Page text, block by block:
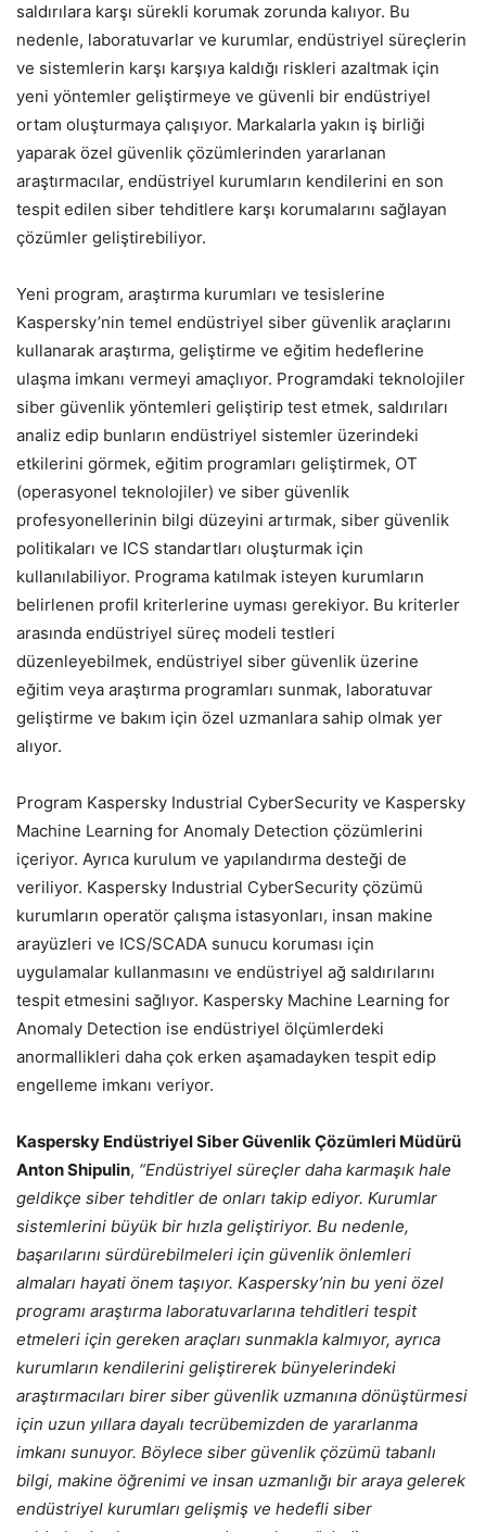
saldırılara karşı sürekli korumak zorunda kalıyor. Bu
nedenle, laboratuvarlar ve kurumlar, endüstriyel süreçlerin
ve sistemlerin karşı karşıya kaldığı riskleri azaltmak için
yeni yöntemler geliştirmeye ve güvenli bir endüstriyel
ortam oluşturmaya çalışıyor. Markalarla yakın iş birliği
yaparak özel güvenlik çözümlerinden yararlanan
araştırmacılar, endüstriyel kurumların kendilerini en son
tespit edilen siber tehditlere karşı korumalarını sağlayan
çözümler geliştirebiliyor.
Yeni program, araştırma kurumları ve tesislerine
Kaspersky’nin temel endüstriyel siber güvenlik araçlarını
kullanarak araştırma, geliştirme ve eğitim hedeflerine
ulaşma imkanı vermeyi amaçlıyor. Programdaki teknolojiler
siber güvenlik yöntemleri geliştirip test etmek, saldırıları
analiz edip bunların endüstriyel sistemler üzerindeki
etkilerini görmek, eğitim programları geliştirmek, OT
(operasyonel teknolojiler) ve siber güvenlik
profesyonellerinin bilgi düzeyini artırmak, siber güvenlik
politikaları ve ICS standartları oluşturmak için
kullanılabiliyor. Programa katılmak isteyen kurumların
belirlenen profil kriterlerine uyması gerekiyor. Bu kriterler
arasında endüstriyel süreç modeli testleri
düzenleyebilmek, endüstriyel siber güvenlik üzerine
eğitim veya araştırma programları sunmak, laboratuvar
geliştirme ve bakım için özel uzmanlara sahip olmak yer
alıyor.
Program Kaspersky Industrial CyberSecurity ve Kaspersky
Machine Learning for Anomaly Detection çözümlerini
içeriyor. Ayrıca kurulum ve yapılandırma desteği de
veriliyor. Kaspersky Industrial CyberSecurity çözümü
kurumların operatör çalışma istasyonları, insan makine
arayüzleri ve ICS/SCADA sunucu koruması için
uygulamalar kullanmasını ve endüstriyel ağ saldırılarını
tespit etmesini sağlıyor. Kaspersky Machine Learning for
Anomaly Detection ise endüstriyel ölçümlerdeki
anormallikleri daha çok erken aşamadayken tespit edip
engelleme imkanı veriyor.
Kaspersky Endüstriyel Siber Güvenlik Çözümleri Müdürü
Anton Shipulin, “Endüstriyel süreçler daha karmaşık hale
geldikçe siber tehditler de onları takip ediyor. Kurumlar
sistemlerini büyük bir hızla geliştiriyor. Bu nedenle,
başarılarını sürdürebilmeleri için güvenlik önlemleri
almaları hayati önem taşıyor. Kaspersky’nin bu yeni özel
programı araştırma laboratuvarlarına tehditleri tespit
etmeleri için gereken araçları sunmakla kalmıyor, ayrıca
kurumların kendilerini geliştirerek bünyelerindeki
araştırmacıları birer siber güvenlik uzmanına dönüştürmesi
için uzun yıllara dayalı tecrübemizden de yararlanma
imkanı sunuyor. Böylece siber güvenlik çözümü tabanlı
bilgi, makine öğrenimi ve insan uzmanlığı bir araya gelerek
endüstriyel kurumları gelişmiş ve hedefli siber